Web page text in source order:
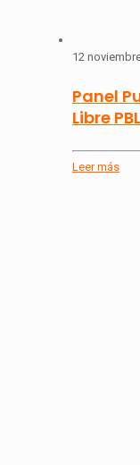
12
Panel
Libre
Leer más